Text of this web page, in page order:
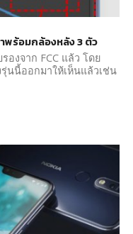
พร้อมกล้องหลัง 3 ตัว
องจาก FCC แล้ว โดย
นนี้ออกมาให้เห็นแล้วเช่น